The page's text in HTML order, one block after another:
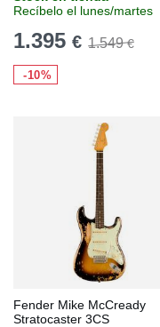
Recíbelo el lunes/martes
1.395 € 1.549€
-10%
Fender Mike McCready
Stratocaster 3CS